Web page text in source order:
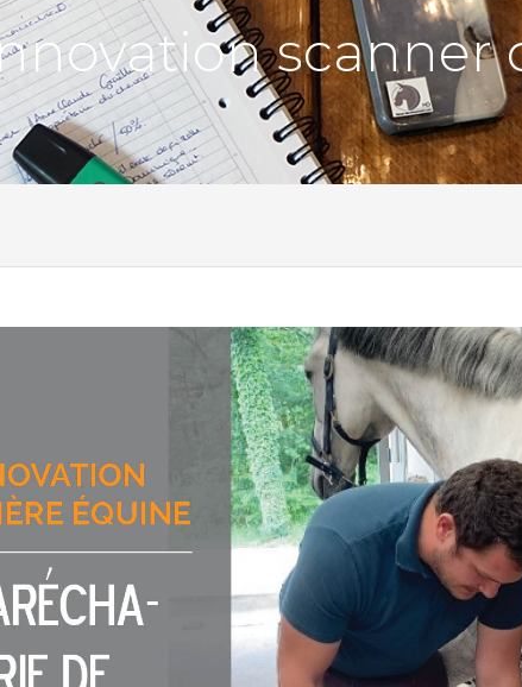
scanner